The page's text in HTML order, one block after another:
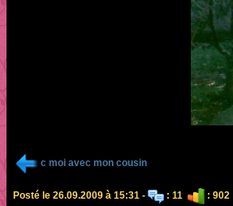
c moi avec mon cousin
Posté le 26.09.2009 à 15:31 - : 11
: 902